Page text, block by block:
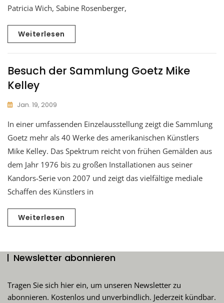
Patricia Wich, Sabine Rosenberger,
Weiterlesen
Besuch der Sammlung Goetz Mike
Kelley
Jan. 19, 2009
In einer umfassenden Einzelausstellung zeigt die Sammlung
Goetz mehr als 40 Werke des amerikanischen Künstlers
Mike Kelley. Das Spektrum reicht von frühen Gemälden aus
dem Jahr 1976 bis zu großen Installationen aus seiner
Kandors-Serie von 2007 und zeigt das vielfältige mediale
Schaffen des Künstlers in
Weiterlesen
Newsletter abonnieren
Tragen Sie sich hier ein, um unseren Newsletter zu
abonnieren. Kostenlos und unverbindlich. Jederzeit kündbar.